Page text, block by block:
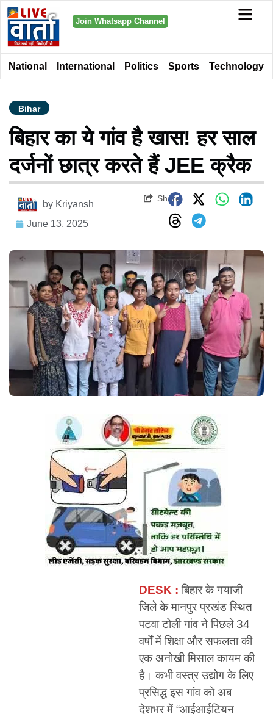
Join Whatsapp Channel
National International Politics Sports Technology
Bihar
बिहार का ये गांव है खास! हर साल
दर्जनों छात्र करते हैं JEE क्रैक
by Kriyansh
June 13, 2025
Share
DESK : बिहार के गयाजी
जिले के मानपुर प्रखंड स्थित
पटवा टोली गांव ने पिछले 34
वर्षों में शिक्षा और सफलता की
एक अनोखी मिसाल कायम की
है। कभी वस्त्र उद्योग के लिए
प्रसिद्ध इस गांव को अब
देशभर में “आईआईटियन